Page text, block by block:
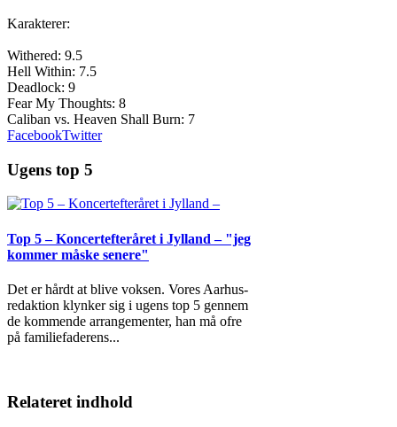
Karakterer:
Withered: 9.5
Hell Within: 7.5
Deadlock: 9
Fear My Thoughts: 8
Caliban vs. Heaven Shall Burn: 7
FacebookTwitter
Ugens top 5
Top 5 – Koncertefteråret i Jylland – "jeg
kommer måske senere"
Det er hårdt at blive voksen. Vores Aarhus-
redaktion klynker sig i ugens top 5 gennem
de kommende arrangementer, han må ofre
på familiefaderens...
Relateret indhold